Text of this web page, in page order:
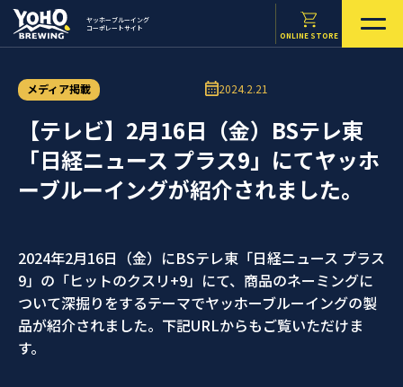
ヤッホーブルーイング
コーポレートサイト
ONLINE STORE
メディア掲載 2024.2.21
【テレビ】2月16日（金）BSテレ東
「日経ニュース プラス9」にてヤッホ
ーブルーイングが紹介されました。
2024年2月16日（金）にBSテレ東「日経ニュース プラス
9」の「ヒットのクスリ+9」にて、商品のネーミングに
ついて深掘りをするテーマでヤッホーブルーイングの製
品が紹介されました。下記URLからもご覧いただけま
す。